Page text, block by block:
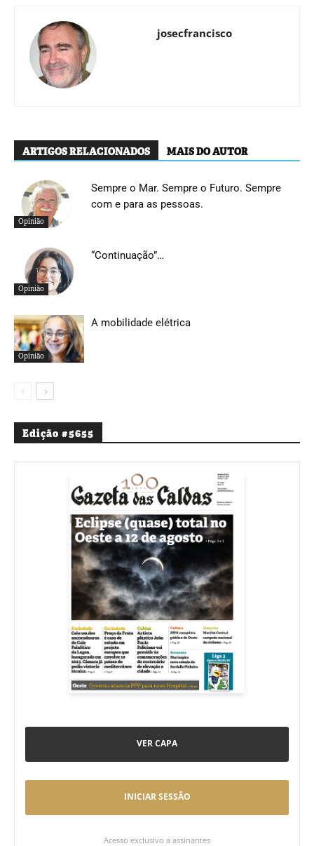
josecfrancisco
ARTIGOS RELACIONADOS MAIS DO AUTOR
Opinião
Sempre o Mar. Sempre o Futuro. Sempre
com e para as pessoas.
Opinião
“Continuação”…
Opinião
A mobilidade elétrica
Edição #5655
VER CAPA
INICIAR SESSÃO
Acesso exclusivo a assinantes